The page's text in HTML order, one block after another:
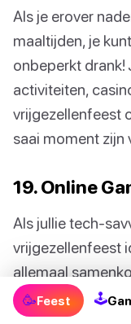
Als je erover
maaltijden, je
onbeperkt
activiteiten,
vrijgezellenfeest
saai moment zijn
19. Online
Als jullie tech-
vrijgezellenfeest
allemaal
games te spelen
🥳Feest 🕹